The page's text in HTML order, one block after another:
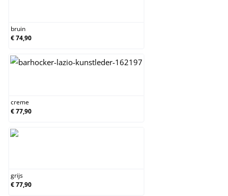
bruin
€ 74,90
creme
€ 77,90
grijs
€ 77,90